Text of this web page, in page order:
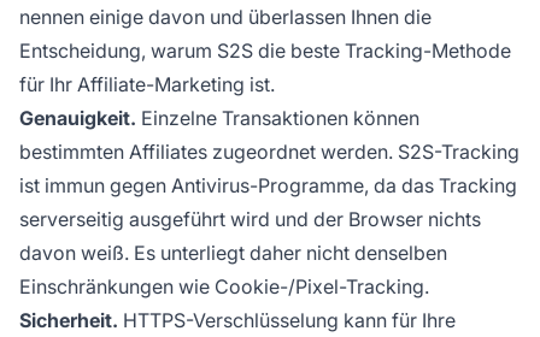
nennen einige davon und überlassen Ihnen die
Entscheidung, warum S2S die beste Tracking-Methode
für Ihr Affiliate-Marketing ist.
Genauigkeit. Einzelne Transaktionen können
bestimmten Affiliates zugeordnet werden. S2S-Tracking
ist immun gegen Antivirus-Programme, da das Tracking
serverseitig ausgeführt wird und der Browser nichts
davon weiß. Es unterliegt daher nicht denselben
Einschränkungen wie Cookie-/Pixel-Tracking.
Sicherheit. HTTPS-Verschlüsselung kann für Ihre